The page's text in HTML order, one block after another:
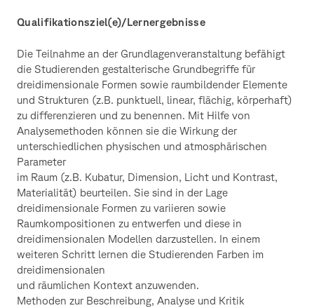
Qualifikationsziel(e)/Lernergebnisse
Die Teilnahme an der Grundlagenveranstaltung befähigt
die Studierenden gestalterische Grundbegriffe für
dreidimensionale Formen sowie raumbildender Elemente
und Strukturen (z.B. punktuell, linear, flächig, körperhaft)
zu differenzieren und zu benennen. Mit Hilfe von
Analysemethoden können sie die Wirkung der
unterschiedlichen physischen und atmosphärischen
Parameter
im Raum (z.B. Kubatur, Dimension, Licht und Kontrast,
Materialität) beurteilen. Sie sind in der Lage
dreidimensionale Formen zu variieren sowie
Raumkompositionen zu entwerfen und diese in
dreidimensionalen Modellen darzustellen. In einem
weiteren Schritt lernen die Studierenden Farben im
dreidimensionalen
und räumlichen Kontext anzuwenden.
Methoden zur Beschreibung, Analyse und Kritik